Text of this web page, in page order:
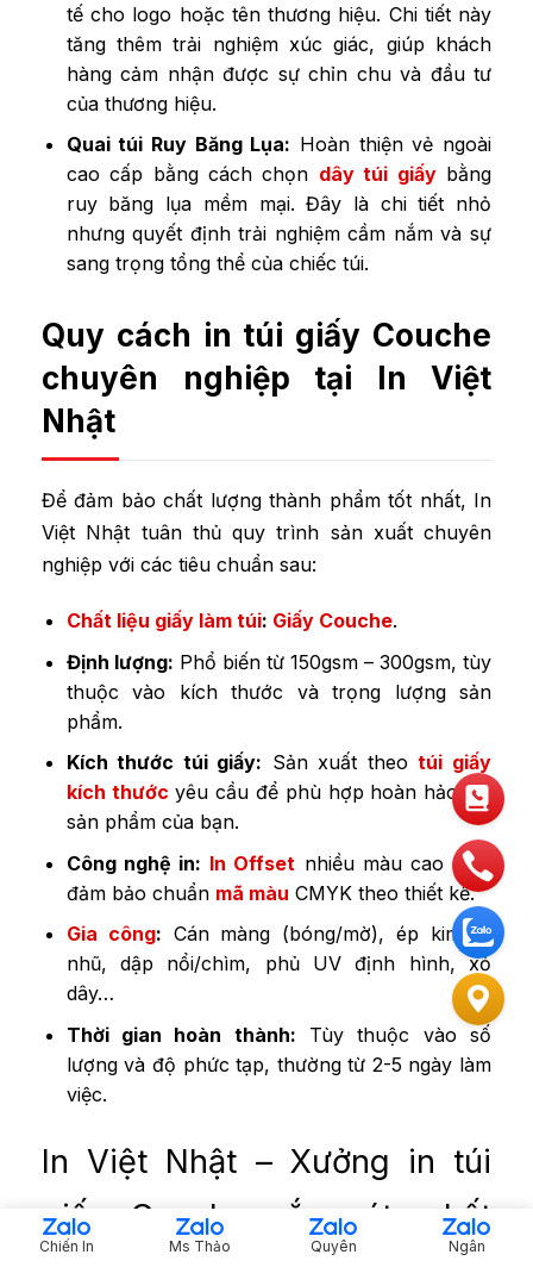
tế cho logo hoặc tên thương hiệu. Chi tiết này
tăng thêm trải nghiệm xúc giác, giúp khách
hàng cảm nhận được sự chỉn chu và đầu tư
của thương hiệu.
Quai túi Ruy Băng Lụa: Hoàn thiện vẻ ngoài
cao cấp bằng cách chọn dây túi giấybằng
ruy băng lụa mềm mại. Đây là chi tiết nhỏ
nhưng quyết định trải nghiệm cầm nắm và sự
sang trọng tổng thể của chiếc túi.
Quy cách in túi giấy Couche
chuyên nghiệp tại In Việt
Nhật
Để đảm bảo chất lượng thành phẩm tốt nhất, In
Việt Nhật tuân thủ quy trình sản xuất chuyên
nghiệp với các tiêu chuẩn sau:
Chất liệu giấy làm túi: Giấy Couche.
Định lượng: Phổ biến từ 150gsm – 300gsm, tùy
thuộc vào kích thước và trọng lượng sản
phẩm.
Kích thước túi giấy: Sản xuất theotúi giấy
kích thước yêu cầu để phù hợp hoàn hảo với
sản phẩm của bạn.
Công nghệ in: In Offset nhiều màu cao cấp,
đảm bảo chuẩn mã màu CMYK theo thiết kế.
Gia công: Cán màng (bóng/mờ), ép kim/ép
nhũ, dập nổi/chìm, phủ UV định hình, xỏ
dây…
Thời gian hoàn thành: Tùy thuộc vào số
lượng và độ phức tạp, thường từ 2-5 ngày làm
việc.
In Việt Nhật – Xưởng in túi
giấy Couche sắc nét, chất
Chiến In Ms Thảo Quyên Ngân